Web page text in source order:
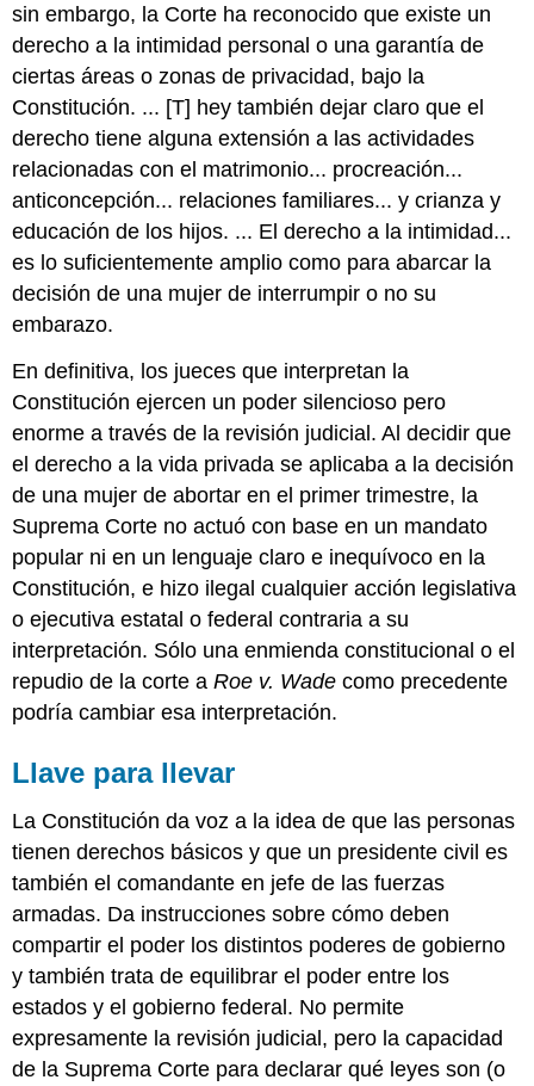
sin embargo, la Corte ha reconocido que existe un
derecho a la intimidad personal o una garantía de
ciertas áreas o zonas de privacidad, bajo la
Constitución. ... [T] hey también dejar claro que el
derecho tiene alguna extensión a las actividades
relacionadas con el matrimonio... procreación...
anticoncepción... relaciones familiares... y crianza y
educación de los hijos. ... El derecho a la intimidad...
es lo suficientemente amplio como para abarcar la
decisión de una mujer de interrumpir o no su
embarazo.
En definitiva, los jueces que interpretan la
Constitución ejercen un poder silencioso pero
enorme a través de la revisión judicial. Al decidir que
el derecho a la vida privada se aplicaba a la decisión
de una mujer de abortar en el primer trimestre, la
Suprema Corte no actuó con base en un mandato
popular ni en un lenguaje claro e inequívoco en la
Constitución, e hizo ilegal cualquier acción legislativa
o ejecutiva estatal o federal contraria a su
interpretación. Sólo una enmienda constitucional o el
repudio de la corte aRoe v. Wade como precedente
podría cambiar esa interpretación.
Llave para llevar
La Constitución da voz a la idea de que las personas
tienen derechos básicos y que un presidente civil es
también el comandante en jefe de las fuerzas
armadas. Da instrucciones sobre cómo deben
compartir el poder los distintos poderes de gobierno
y también trata de equilibrar el poder entre los
estados y el gobierno federal. No permite
expresamente la revisión judicial, pero la capacidad
de la Suprema Corte para declarar qué leyes son (o